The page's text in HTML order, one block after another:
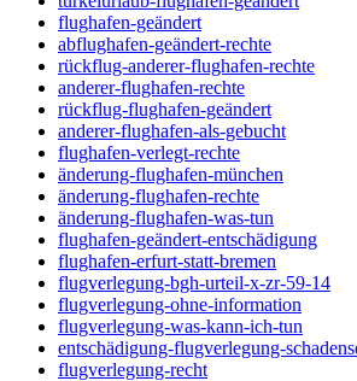
flughafen-geändert
abflughafen-geändert-rechte
rückflug-anderer-flughafen-rechte
anderer-flughafen-rechte
rückflug-flughafen-geändert
anderer-flughafen-als-gebucht
flughafen-verlegt-rechte
änderung-flughafen-münchen
änderung-flughafen-rechte
änderung-flughafen-was-tun
flughafen-geändert-entschädigung
flughafen-erfurt-statt-bremen
flugverlegung-bgh-urteil-x-zr-59-14
flugverlegung-ohne-information
flugverlegung-was-kann-ich-tun
entschädigung-flugverlegung-
flugverlegung-recht